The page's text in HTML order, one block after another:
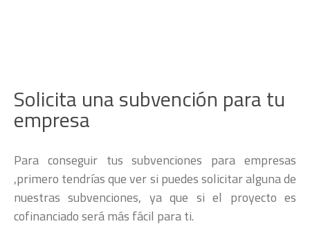
Solicita una subvención paratu
empresa
Para conseguir tus subvenciones para empresas
,primero tendrías que ver si puedes solicitar alguna de
nuestras subvenciones, ya que si el proyecto es
cofinanciado será más fácil para ti.